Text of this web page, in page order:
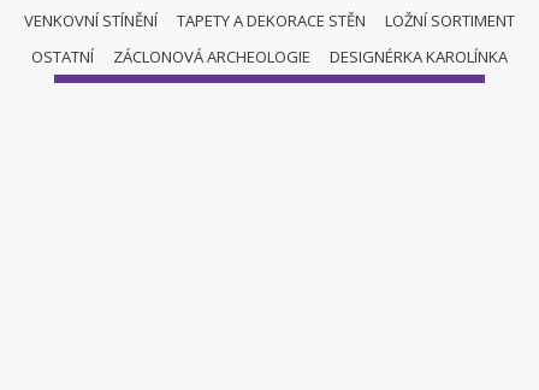
VENKOVNÍ STÍNĚNÍ
TAPETY A DEKORACE STĚN
LOŽNÍ SORTIMENT
OSTATNÍ
ZÁCLONOVÁ ARCHEOLOGIE DESIGNÉRKA KAROLÍNKA
ZÁCLONY A ZÁVĚSY